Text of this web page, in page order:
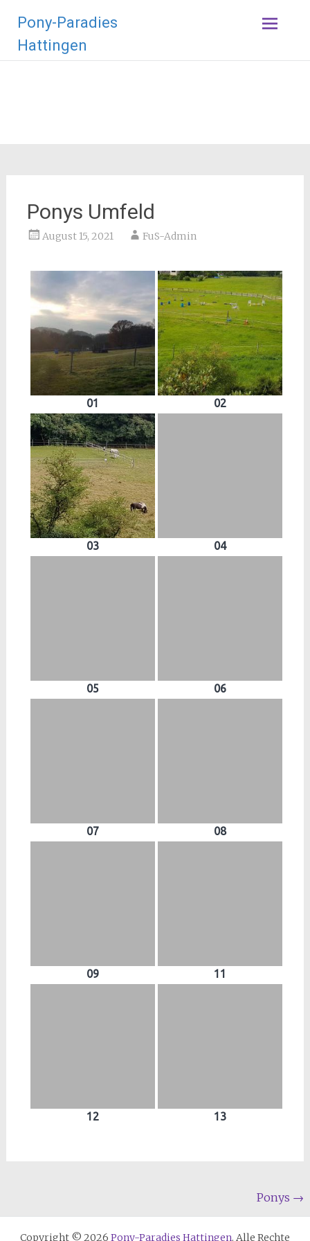
Inhalt
springen
Pony-Paradies
Hattingen
Ponys Umfeld
August 15, 2021 FuS-Admin
01 02
03 04
05 06
07 08
09 11
12 13
Ponys →
Copyright © 2026 Pony-Paradies Hattingen. Alle Rechte